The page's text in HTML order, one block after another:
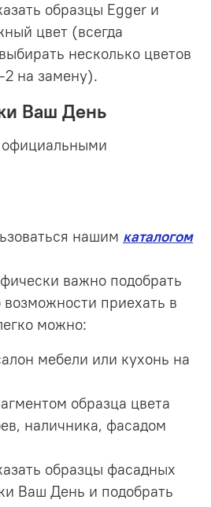
образцы Egger и
цвет (всегда
несколько цветов
2 на замену).
Ваш День
официальными
нашим каталогом
важно подобрать
возможности приехать в
можно:
мебели или кухонь на
образца цвета
наличника, фасадом
образцы фасадных
Ваш День и подобрать